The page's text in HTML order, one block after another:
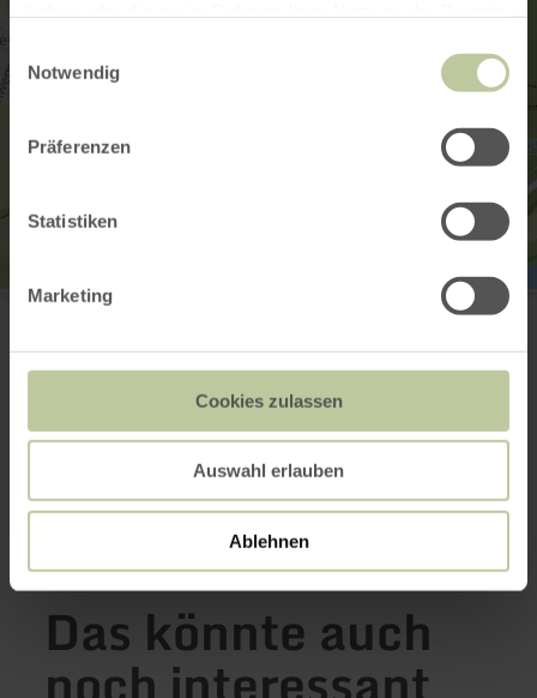
Einwilligungsauswahl
Notwendig
Präferenzen
Statistiken
Marketing
Cookies zulassen
Auswahl erlauben
Ablehnen
Rastplatz "Burgberg"
+49 2446 805790
Webseite
Das könnte auch